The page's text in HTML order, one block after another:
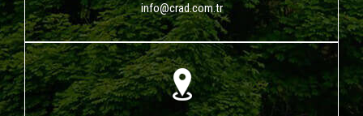
info@crad.com.tr